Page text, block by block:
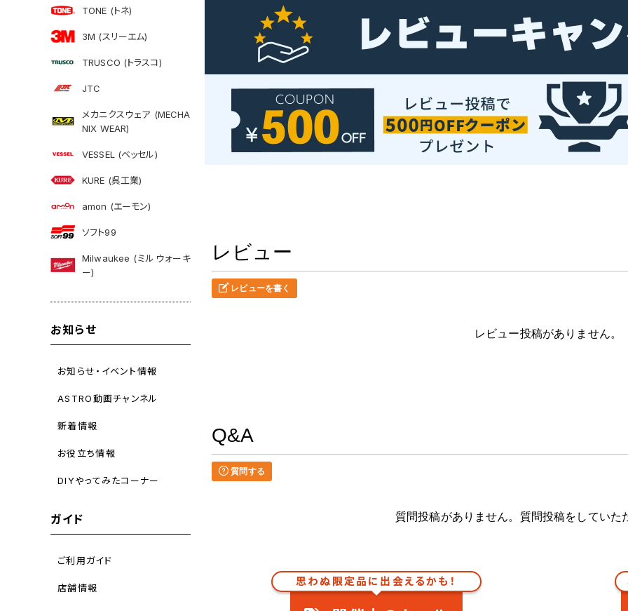
TONE (トネ)
3M (スリーエム)
TRUSCO (トラスコ)
JTC
メカニクスウェア (MECHA
NIX WEAR)
VESSEL (ベッセル)
KURE (呉工業)
amon (エーモン)
ソフト99
Milwaukee (ミルウォーキ
ー)
お知らせ
お知らせ・イベント情報
ASTRO動画チャンネル
新着情報
お役立ち情報
DIYやってみたコーナー
ガイド
ご利用ガイド
店舗情報
レビュー
レビューを書く
レビュー投稿がありません。
Q&A
質問する
質問投稿がありません。質問投稿をしていた
思わぬ限定品に出会えるかも！